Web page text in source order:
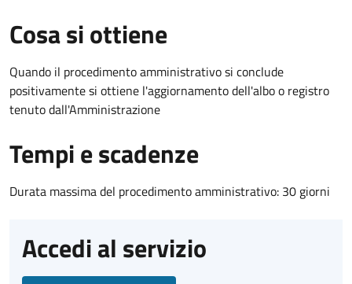
Cosa si ottiene
Quando il procedimento amministrativo si conclude
positivamente si ottiene l'aggiornamento dell'albo o registro
tenuto dall'Amministrazione
Tempi e scadenze
Durata massima del procedimento amministrativo: 30 giorni
Accedi al servizio